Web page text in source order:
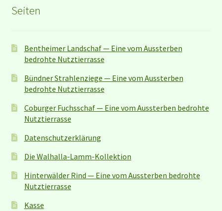
Seiten
Bentheimer Landschaf — Eine vom Aussterben
bedrohte Nutztierrasse
Bündner Strahlenziege — Eine vom Aussterben
bedrohte Nutztierrasse
Coburger Fuchsschaf — Eine vom Aussterben bedrohte
Nutztierrasse
Datenschutzerklärung
Die Walhalla-Lamm-Kollektion
Hinterwälder Rind — Eine vom Aussterben bedrohte
Nutztierrasse
Kasse